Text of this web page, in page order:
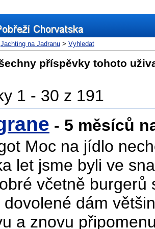
Jachting na Jadranu > Vyhledat
příspěvky tohoto
1 - 30 z 191
- 5 měsíců
Moc na jídlo
let jsme byli ve
včetně
dovolené dám
a znovu